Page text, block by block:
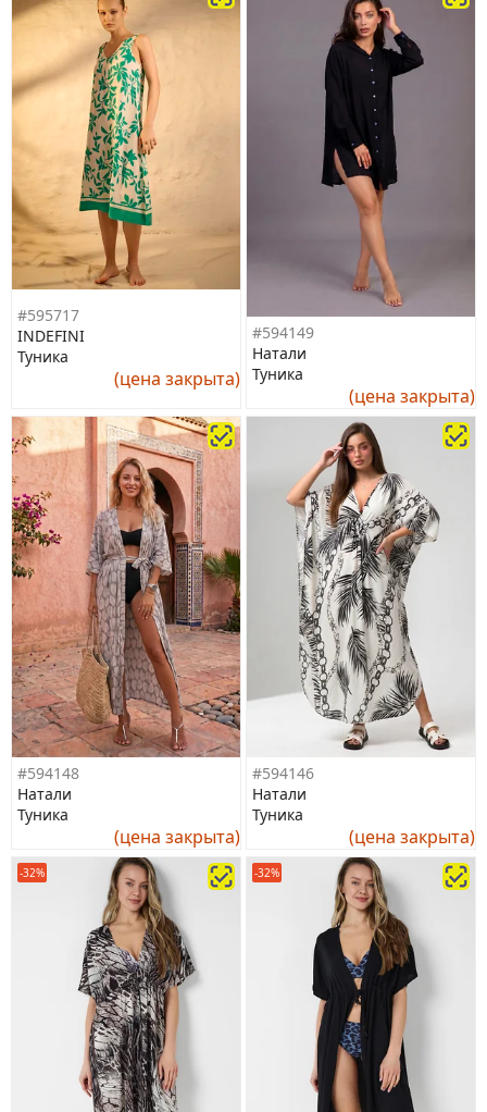
#595717
INDEFINI
Туника
(цена закрыта)
#594149
Натали
Туника
(цена закрыта)
#594148
Натали
Туника
(цена закрыта)
#594146
Натали
Туника
(цена закрыта)
-32% -32%